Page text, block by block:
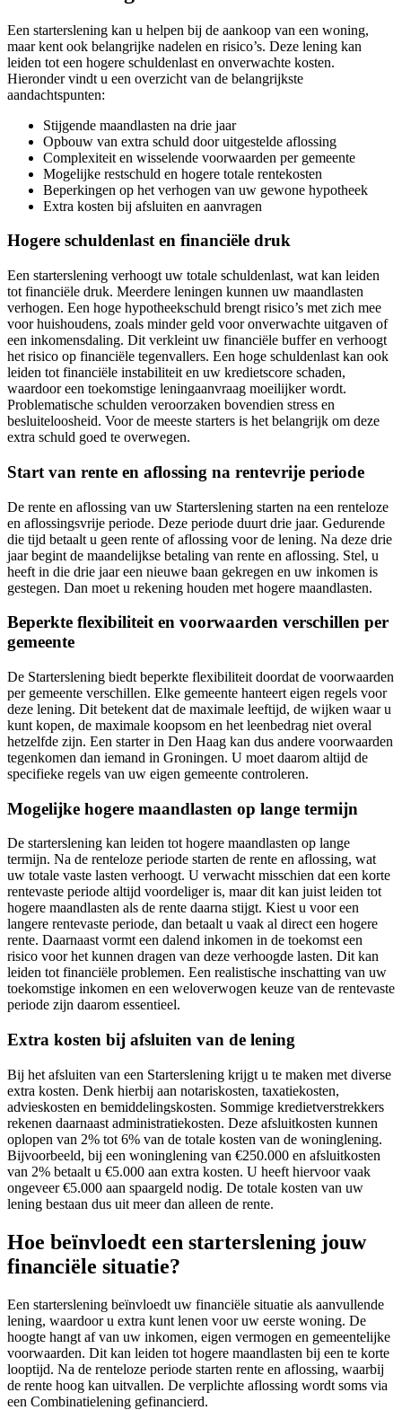
Een starterslening kan u helpen bij de aankoop van een woning,
maar kent ook belangrijke nadelen en risico’s. Deze lening kan
leiden tot een hogere schuldenlast en onverwachte kosten.
Hieronder vindt u een overzicht van de belangrijkste
aandachtspunten:
Stijgende maandlasten na drie jaar
Opbouw van extra schuld door uitgestelde aflossing
Complexiteit en wisselende voorwaarden per gemeente
Mogelijke restschuld en hogere totale rentekosten
Beperkingen op het verhogen van uw gewone hypotheek
Extra kosten bij afsluiten en aanvragen
Hogere schuldenlast en financiële druk
Een starterslening verhoogt uw totale schuldenlast, wat kan leiden
tot financiële druk. Meerdere leningen kunnen uw maandlasten
verhogen. Een hoge hypotheekschuld brengt risico’s met zich mee
voor huishoudens, zoals minder geld voor onverwachte uitgaven of
een inkomensdaling. Dit verkleint uw financiële buffer en verhoogt
het risico op financiële tegenvallers. Een hoge schuldenlast kan ook
leiden tot financiële instabiliteit en uw kredietscore schaden,
waardoor een toekomstige leningaanvraag moeilijker wordt.
Problematische schulden veroorzaken bovendien stress en
besluiteloosheid. Voor de meeste starters is het belangrijk om deze
extra schuld goed te overwegen.
Start van rente en aflossing na rentevrije periode
De rente en aflossing van uw Starterslening starten na een renteloze
en aflossingsvrije periode. Deze periode duurt drie jaar. Gedurende
die tijd betaalt u geen rente of aflossing voor de lening. Na deze drie
jaar begint de maandelijkse betaling van rente en aflossing. Stel, u
heeft in die drie jaar een nieuwe baan gekregen en uw inkomen is
gestegen. Dan moet u rekening houden met hogere maandlasten.
Beperkte flexibiliteit en voorwaarden verschillen per
gemeente
De Starterslening biedt beperkte flexibiliteit doordat de voorwaarden
per gemeente verschillen. Elke gemeente hanteert eigen regels voor
deze lening. Dit betekent dat de maximale leeftijd, de wijken waar u
kunt kopen, de maximale koopsom en het leenbedrag niet overal
hetzelfde zijn. Een starter in Den Haag kan dus andere voorwaarden
tegenkomen dan iemand in Groningen. U moet daarom altijd de
specifieke regels van uw eigen gemeente controleren.
Mogelijke hogere maandlasten op lange termijn
De starterslening kan leiden tot hogere maandlasten op lange
termijn. Na de renteloze periode starten de rente en aflossing, wat
uw totale vaste lasten verhoogt. U verwacht misschien dat een korte
rentevaste periode altijd voordeliger is, maar dit kan juist leiden tot
hogere maandlasten als de rente daarna stijgt. Kiest u voor een
langere rentevaste periode, dan betaalt u vaak al direct een hogere
rente. Daarnaast vormt een dalend inkomen in de toekomst een
risico voor het kunnen dragen van deze verhoogde lasten. Dit kan
leiden tot financiële problemen. Een realistische inschatting van uw
toekomstige inkomen en een weloverwogen keuze van de rentevaste
periode zijn daarom essentieel.
Extra kosten bij afsluiten van de lening
Bij het afsluiten van een Starterslening krijgt u te maken met diverse
extra kosten. Denk hierbij aan notariskosten, taxatiekosten,
advieskosten en bemiddelingskosten. Sommige kredietverstrekkers
rekenen daarnaast administratiekosten. Deze afsluitkosten kunnen
oplopen van 2% tot 6% van de totale kosten van de woninglening.
Bijvoorbeeld, bij een woninglening van €250.000 en afsluitkosten
van 2% betaalt u €5.000 aan extra kosten. U heeft hiervoor vaak
ongeveer €5.000 aan spaargeld nodig. De totale kosten van uw
lening bestaan dus uit meer dan alleen de rente.
Hoe beïnvloedt een starterslening jouw
financiële situatie?
Een starterslening beïnvloedt uw financiële situatie als aanvullende
lening, waardoor u extra kunt lenen voor uw eerste woning. De
hoogte hangt af van uw inkomen, eigen vermogen en gemeentelijke
voorwaarden. Dit kan leiden tot hogere maandlasten bij een te korte
looptijd. Na de renteloze periode starten rente en aflossing, waarbij
de rente hoog kan uitvallen. De verplichte aflossing wordt soms via
een Combinatielening gefinancierd.